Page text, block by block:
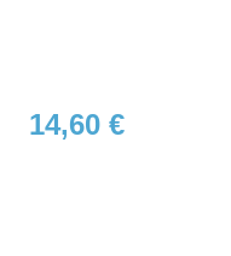
14,60 €